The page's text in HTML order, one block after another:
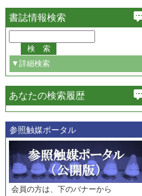
書誌情報検索
▼詳細検索
必ず含む
巻・号指定
巻
号
範囲指定
巻
号～
巻
号
あなたの検索履歴
参照触媒ポータル
会員の方は、下のバナーから